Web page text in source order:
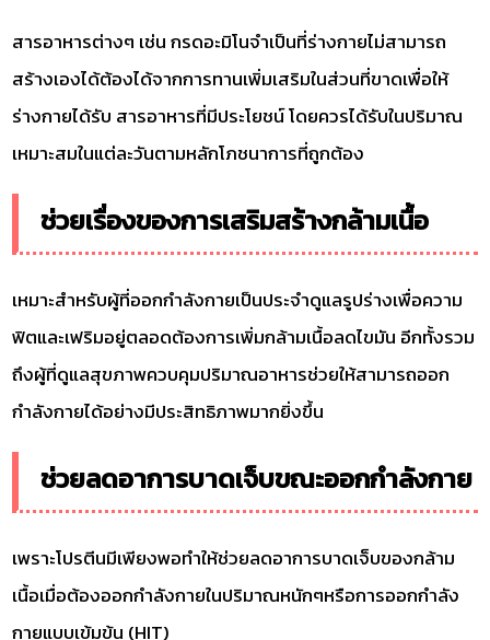
สารอาหารต่างๆ เช่น กรดอะมิโนจำเป็นที่ร่างกายไม่สามารถ
สร้างเองได้ต้องได้จากการทานเพิ่มเสริมในส่วนที่ขาดเพื่อให้
ร่างกายได้รับ สารอาหารที่มีประโยชน์ โดยควรได้รับในปริมาณ
เหมาะสมในแต่ละวันตามหลักโภชนาการที่ถูกต้อง
ช่วยเรื่องของการเสริมสร้างกล้ามเนื้อ
เหมาะสำหรับผู้ที่ออกกำลังกายเป็นประจำดูแลรูปร่างเพื่อความ
ฟิตและเฟริมอยู่ตลอดต้องการเพิ่มกล้ามเนื้อลดไขมัน อีกทั้งรวม
ถึงผู้ที่ดูแลสุขภาพควบคุมปริมาณอาหารช่วยให้สามารถออก
กำลังกายได้อย่างมีประสิทธิภาพมากยิ่งขึ้น
ช่วยลดอาการบาดเจ็บขณะออกกำลังกาย
เพราะโปรตีนมีเพียงพอทำให้ช่วยลดอาการบาดเจ็บของกล้าม
เนื้อเมื่อต้องออกกำลังกายในปริมาณหนักๆหรือการออกกำลัง
กายแบบเข้มข้น (HIT)